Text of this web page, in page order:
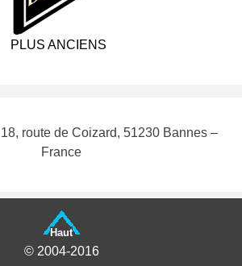
PLUS ANCIENS
 18, route de Coizard, 51230 Bannes –
France
Haut
© 2004-2016